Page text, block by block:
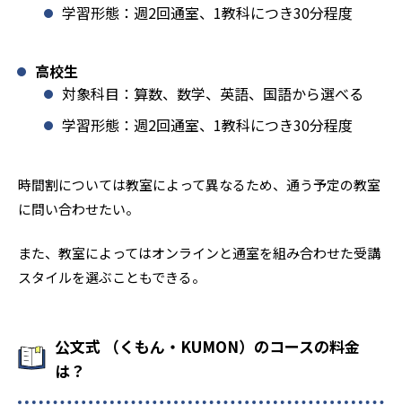
学習形態：週2回通室、1教科につき30分程度
高校生
対象科目：算数、数学、英語、国語から選べる
学習形態：週2回通室、1教科につき30分程度
時間割については教室によって異なるため、通う予定の教室
に問い合わせたい。
また、教室によってはオンラインと通室を組み合わせた受講
スタイルを選ぶこともできる。
公文式 （くもん・KUMON）のコースの料金
は？